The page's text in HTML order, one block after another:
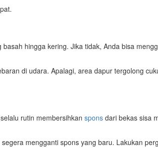
hingga kering. Jika tidak, Anda bisa
di udara. Apalagi, area dapur tergolong
rutin membersihkan spons dari bekas sisa
mengganti spons yang baru. Lakukan